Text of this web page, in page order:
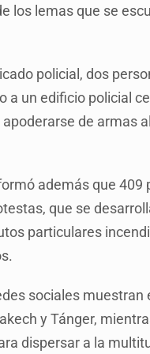
los lemas que se
policial, dos
a un edificio policial
de armas
además que
que se
particulares
sociales
y Tánger,
dispersar a la